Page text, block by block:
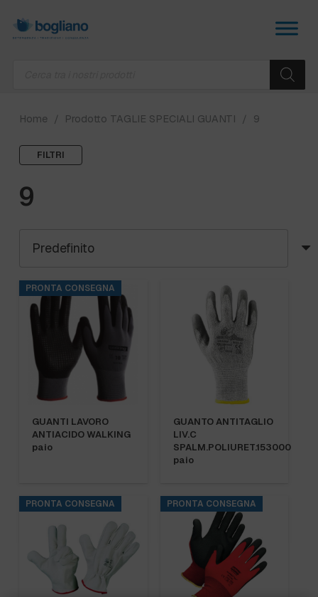
Home / Prodotto TAGLIE SPECIALI GUANTI / 9
FILTRI
9
PRONTA CONSEGNA
GUANTI LAVORO
ANTIACIDO WALKING
paio
GUANTO ANTITAGLIO
LIV.C
SPALM.POLIURET.153000
paio
PRONTA CONSEGNA PRONTA CONSEGNA